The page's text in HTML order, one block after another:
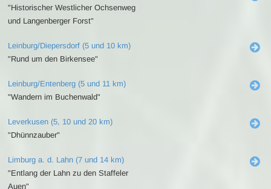
"Historischer Westlicher Ochsenweg
und Langenberger Forst"
Leinburg/Diepersdorf (5 und 10 km)
"Rund um den Birkensee"
Leinburg/Entenberg (5 und 11 km)
"Wandern im Buchenwald"
Leverkusen (5, 10 und 20 km)
"Dhünnzauber"
Limburg a. d. Lahn (7 und 14 km)
"Entlang der Lahn zu den Staffeler
Auen"